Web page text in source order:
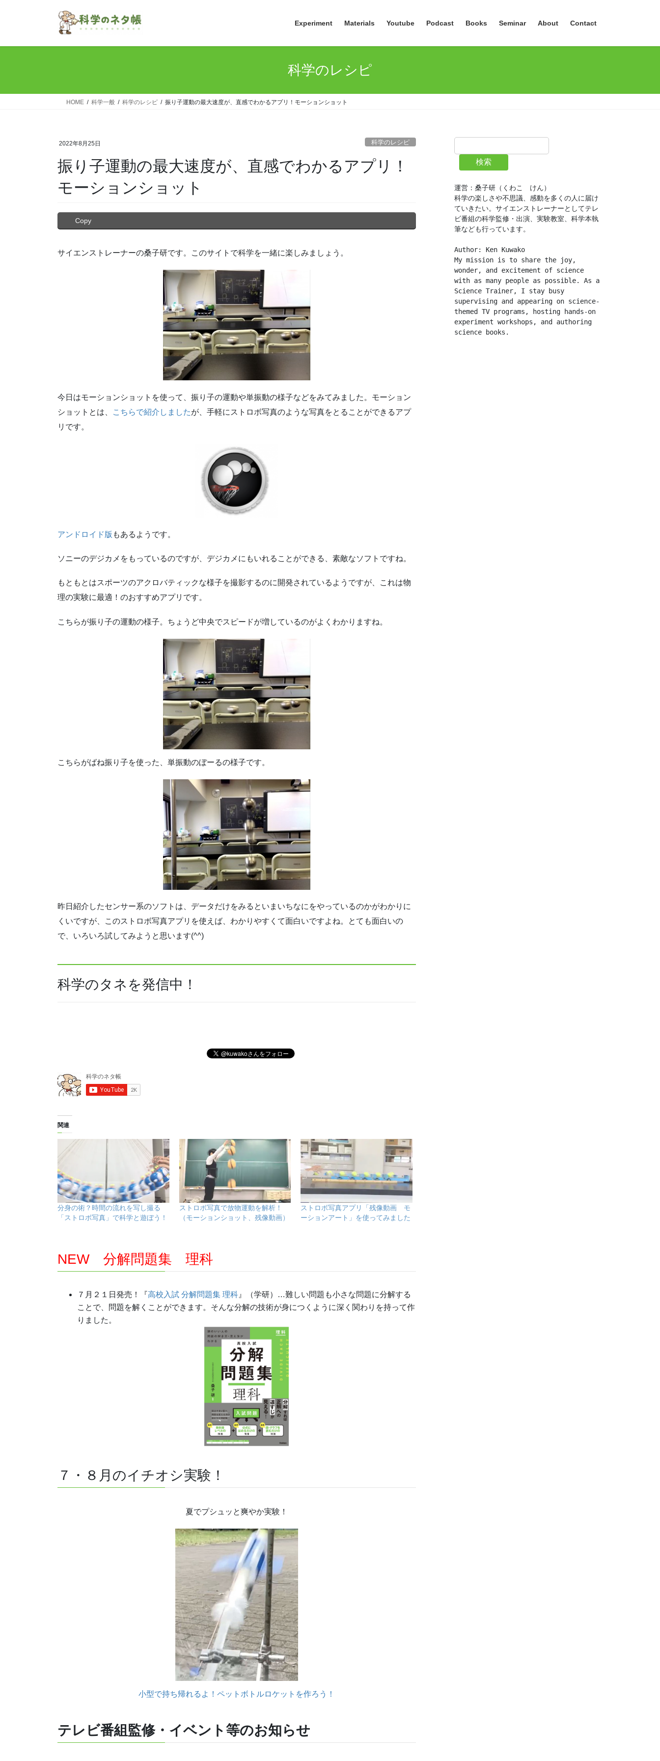
Experiment Materials Youtube Podcast Books Seminar About Contact
科学のレシピ
HOME 科学一般 科学のレシピ 振り子運動の最大速度が、直感でわかるアプリ！モーションショット
2022年8月25日 科学のレシピ
振り子運動の最大速度が、直感でわかるアプリ！
モーションショット
Copy
サイエンストレーナーの桑子研です。このサイトで科学を一緒に楽しみましょう。
今日はモーションショットを使って、振り子の運動や単振動の様子などをみてみました。モーション
ショットとは、
こちらで紹介しましたが、手軽にストロボ写真のような写真をとることができるアプ
リです。
アンドロイド版 もあるようです。
ソニーのデジカメをもっているのですが、デジカメにもいれることができる、素敵なソフトですね。
もともとはスポーツのアクロバティックな様子を撮影するのに開発されているようですが、これは物
理の実験に最適！のおすすめアプリです。
こちらが振り子の運動の様子。ちょうど中央でスピードが増しているのがよくわかりますね。
こちらがばね振り子を使った、単振動のぼーるの様子です。
昨日紹介したセンサー系のソフトは、データだけをみるといまいちなにをやっているのかがわかりに
くいですが、このストロボ写真アプリを使えば、わかりやすくて面白いですよね。とても面白いの
で、いろいろ試してみようと思います(^^)
科学のタネを発信中！
関連
分身の術？時間の流れを写し撮る
「ストロボ写真」で科学と遊ぼう！
ストロボ写真で放物運動を解析！
（モーションショット、残像動画）
ストロボ写真アプリ「残像動画 モ
ーションアート」を使ってみました
NEW 分解問題集 理科
７月２１日発売！『高校入試 分解問題集 理科 』（学研）…難しい問題も小さな問題に分解する
ことで、問題を解くことができます。そんな分解の技術が身につくように深く関わりを持って作
りました。
７・８月のイチオシ実験！
夏でプシュッと爽やか実験！
小型で持ち帰れるよ！ペットボトルロケットを作ろう！
テレビ番組監修・イベント等のお知らせ
検索
運営：桑子研（くわこ　けん）
科学の楽しさや不思議、感動を多くの人に届け
ていきたい。サイエンストレーナーとしてテレ
ビ番組の科学監修・出演、実験教室、科学本執
筆なども行っています。
Author: Ken Kuwako
My mission is to share the joy,
wonder, and excitement of science
with as many people as possible. As a
Science Trainer, I stay busy
supervising and appearing on science-
themed TV programs, hosting hands-on
experiment workshops, and authoring
science books.